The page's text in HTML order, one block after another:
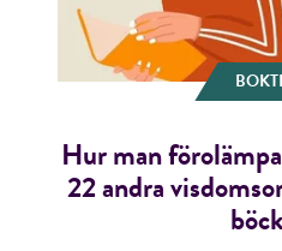
Hur man
22 andra